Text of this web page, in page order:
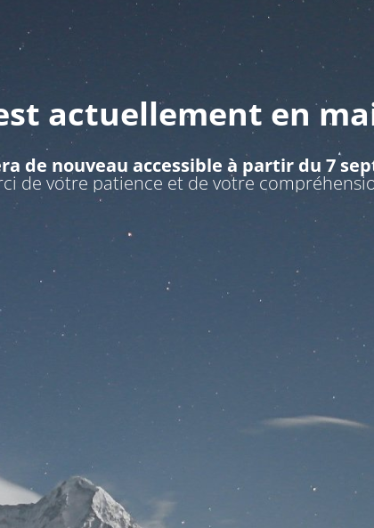
actuellement en
de nouveau accessible à partir du 7
de votre patience et de votre